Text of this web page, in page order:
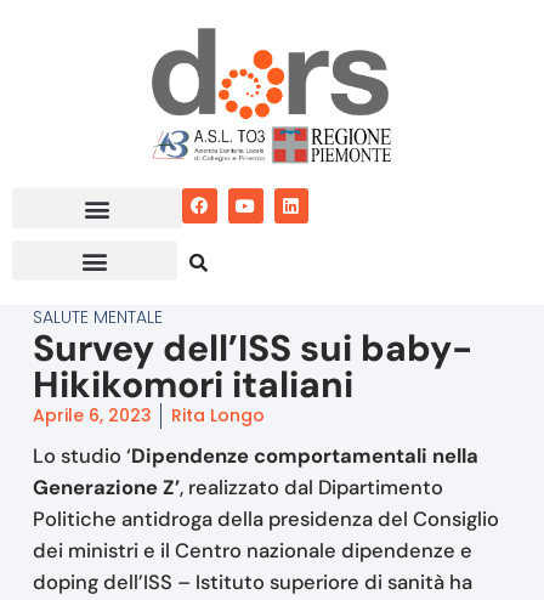
SALUTE MENTALE
Survey dell’ISS sui baby-
Hikikomori italiani
Aprile 6, 2023 Rita Longo
Lo studio ‘Dipendenze comportamentali nella
Generazione Z’, realizzato dal Dipartimento
Politiche antidroga della presidenza del Consiglio
dei ministri e il Centro nazionale dipendenze e
doping dell’ISS – Istituto superiore di sanità ha